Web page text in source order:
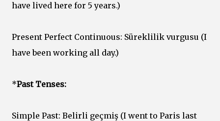
have lived here for 5 years.)
Present Perfect Continuous: Süreklilik vurgusu (I
have been working all day.)
*Past Tenses:
Simple Past: Belirli geçmiş (I went to Paris last